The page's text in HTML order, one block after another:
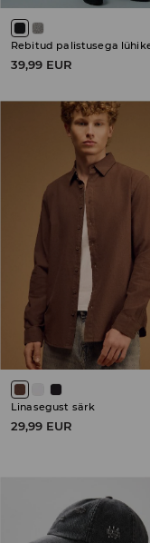
39,99 EUR
Linasegust särk
29,99 EUR